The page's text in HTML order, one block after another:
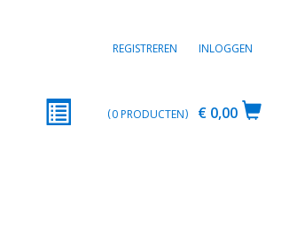
REGISTREREN INLOGGEN
€ 0,00
0PRODUCTEN